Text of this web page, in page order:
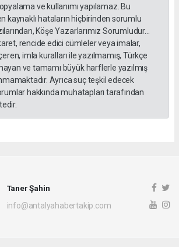
ve kullanımı yapılamaz. Bu
kaynaklı hataların hiçbirinden sorumlu
Köşe Yazarlarımız Sorumludur...
rencide edici cümleler veya imalar,
imla kuralları ile yazılmamış, Türkçe
ve tamamı büyük harflerle yazılmış
Ayrıca suç teşkil edecek
hakkında muhatapları tarafından
Taner Şahin
info@antalyahabertakip.com